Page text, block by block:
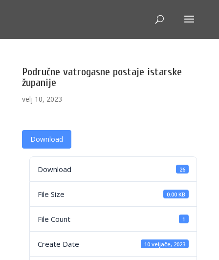
Područne vatrogasne postaje istarske
županije
velj 10, 2023
Download
Download 26
File Size 0.00 KB
File Count 1
Create Date 10 veljače, 2023